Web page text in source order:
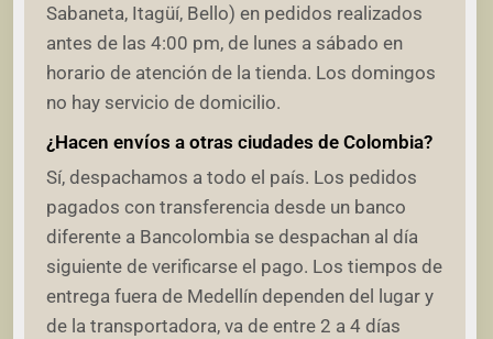
Sabaneta, Itagüí, Bello) en pedidos realizados
antes de las 4:00 pm, de lunes a sábado en
horario de atención de la tienda. Los domingos
no hay servicio de domicilio.
¿Hacen envíos a otras ciudades de Colombia?
Sí, despachamos a todo el país. Los pedidos
pagados con transferencia desde un banco
diferente a Bancolombia se despachan al día
siguiente de verificarse el pago. Los tiempos de
entrega fuera de Medellín dependen del lugar y
de la transportadora, va de entre 2 a 4 días